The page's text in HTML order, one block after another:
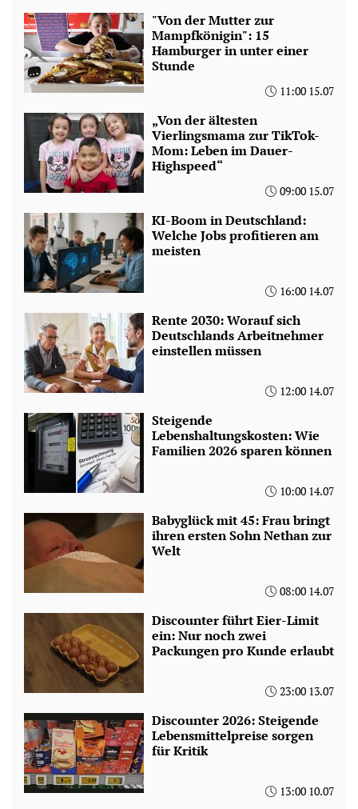
"Von der Mutter zur
Mampfkönigin": 15
Hamburger in unter einer
Stunde
11:00 15.07
„Von der ältesten
Vierlingsmama zur TikTok-
Mom: Leben im Dauer-
Highspeed“
09:00 15.07
KI-Boom in Deutschland:
Welche Jobs profitieren am
meisten
16:00 14.07
Rente 2030: Worauf sich
Deutschlands Arbeitnehmer
einstellen müssen
12:00 14.07
Steigende
Lebenshaltungskosten: Wie
Familien 2026 sparen können
10:00 14.07
Babyglück mit 45: Frau bringt
ihren ersten Sohn Nethan zur
Welt
08:00 14.07
Discounter führt Eier-Limit
ein: Nur noch zwei
Packungen pro Kunde erlaubt
23:00 13.07
Discounter 2026: Steigende
Lebensmittelpreise sorgen
für Kritik
13:00 10.07